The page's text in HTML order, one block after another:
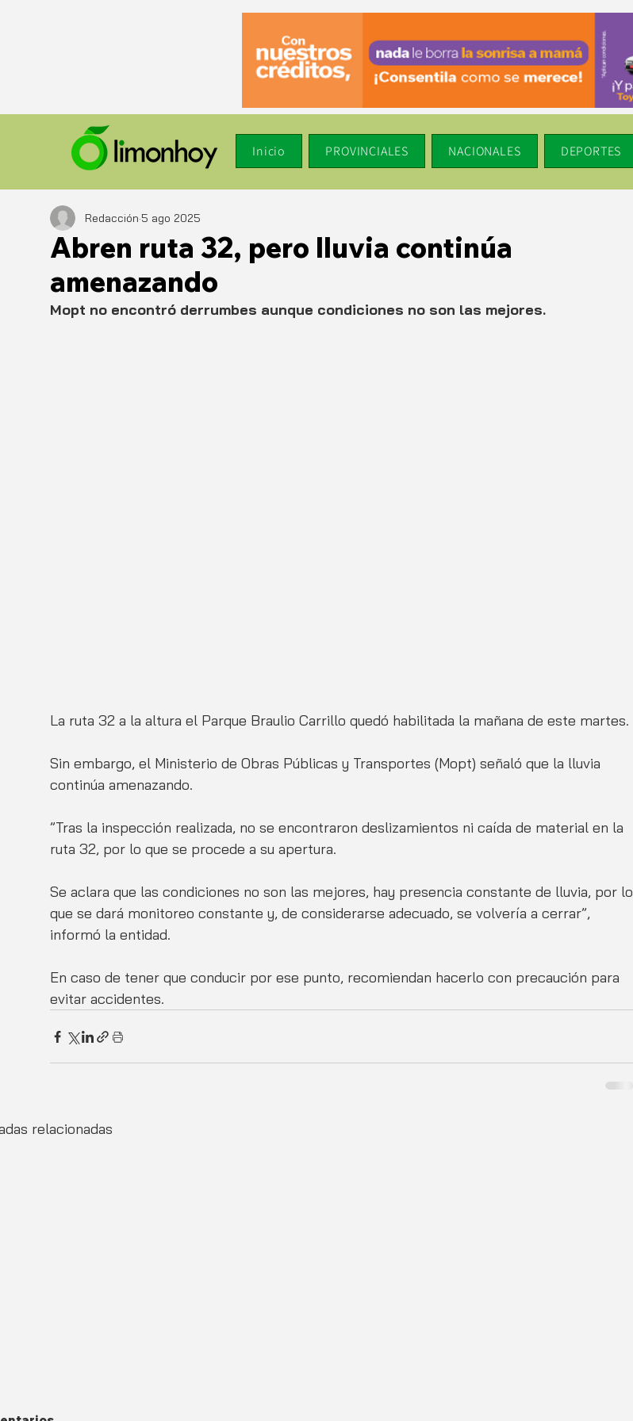
Inicio PROVINCIALES NACIONALES DEPORTES
Abren ruta 32, pero lluvia continúa
amenazando
Redacción 5 ago 2025
Mopt no encontró derrumbes aunque condiciones no son las mejores.
La ruta 32 a la altura el Parque Braulio Carrillo quedó habilitada la mañana de este martes.
Sin embargo, el Ministerio de Obras Públicas y Transportes (Mopt) señaló que la lluvia
continúa amenazando.
”Tras la inspección realizada, no se encontraron deslizamientos ni caída de material en la
ruta 32, por lo que se procede a su apertura.
Se aclara que las condiciones no son las mejores, hay presencia constante de lluvia, por lo
que se dará monitoreo constante y, de considerarse adecuado, se volvería a cerrar”,
informó la entidad.
En caso de tener que conducir por ese punto, recomiendan hacerlo con precaución para
evitar accidentes.
relacionadas